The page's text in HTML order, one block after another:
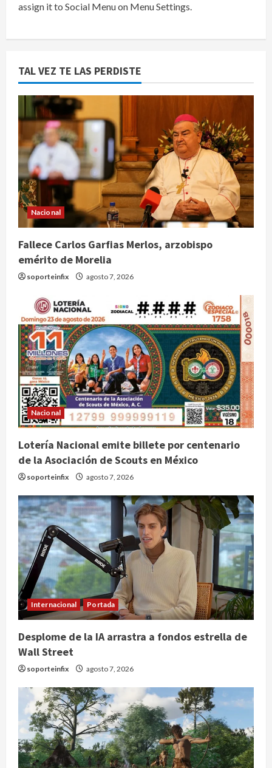
assign it to Social Menu on Menu Settings.
TAL VEZ TE LAS PERDISTE
Nacional
Fallece Carlos Garfias Merlos, arzobispo
emérito de Morelia
soporteinfix agosto 7, 2026
Nacional
Lotería Nacional emite billete por centenario
de la Asociación de Scouts en México
soporteinfix agosto 7, 2026
Internacional Portada
Desplome de la IA arrastra a fondos estrella de
Wall Street
soporteinfix agosto 7, 2026